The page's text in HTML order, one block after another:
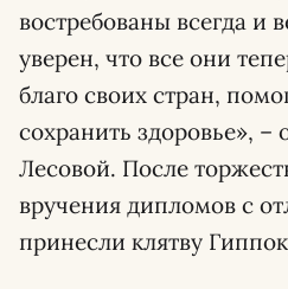
востребованы всегда и
уверен, что все они
благо своих стран,
сохранить здоровье»,
Лесовой. После
вручения дипломов с
принесли клятву